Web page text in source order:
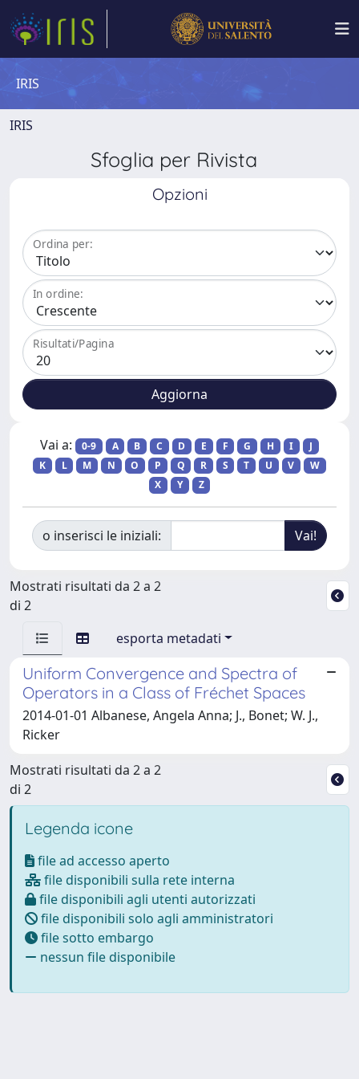
IRIS
IRIS
Sfoglia per Rivista
Opzioni
Ordina per:
In ordine:
Risultati/Pagina
Vai a: 0-9 A B C D E F G H I
J
K
L M N O P Q R S T U V
W
X
Y Z
o inserisci le iniziali:
Mostrati risultati da 2 a 2
di 2
esporta metadati
Uniform Convergence and Spectra of
Operators in a Class of Fréchet Spaces
2014-01-01 Albanese, Angela Anna; J., Bonet; W. J.,
Ricker
Mostrati risultati da 2 a 2
di 2
Legenda icone
file ad accesso aperto
file disponibili sulla rete interna
file disponibili agli utenti autorizzati
file disponibili solo agli amministratori
file sotto embargo
nessun file disponibile